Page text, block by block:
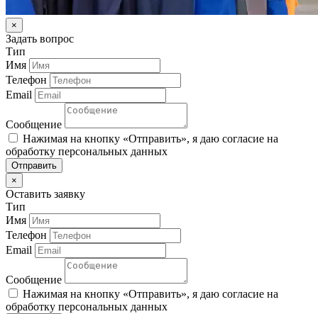
×
Задать вопрос
Тип
Имя
Телефон
Email
Сообщение
Нажимая на кнопку «Отправить», я даю согласие на
обработку персональных данных
Отправить
×
Оставить заявку
Тип
Имя
Телефон
Email
Сообщение
Нажимая на кнопку «Отправить», я даю согласие на
обработку персональных данных